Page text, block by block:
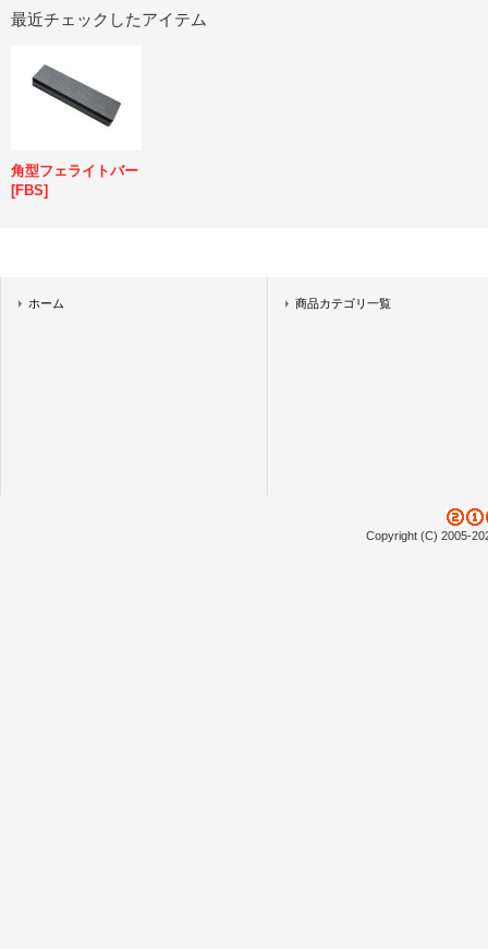
最近チェックしたアイテム
角型フェライトバー
[FBS]
ホーム 商品カテゴリ一覧
Copyright (C) 2005-